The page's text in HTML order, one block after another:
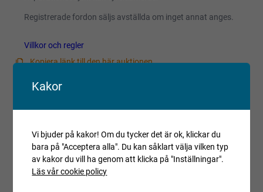
Registrerade fordon säljs avställda om inget annat anges.
Villkor och regler
Kopiera länk till den här auktionen
Auktionen är avslutad
aktuell status.
Kakor
Vi bjuder på kakor! Om du tycker det är ok, klickar du
bara på "Acceptera alla". Du kan såklart välja vilken typ
av kakor du vill ha genom att klicka på "Inställningar".
Läs vår cookie policy